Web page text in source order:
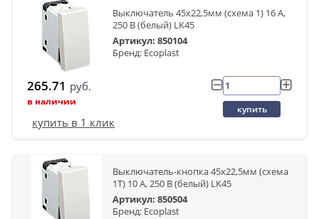
Выключатель 45х22,5мм (схема 1) 16 A,
250 B (белый) LK45
Артикул: 850104
Бренд: Ecoplast
265.71 руб.
в наличии
купить
купить в 1 клик
Выключатель-кнопка 45х22,5мм (схема
1T) 10 A, 250 B (белый) LK45
Артикул: 850504
Бренд: Ecoplast